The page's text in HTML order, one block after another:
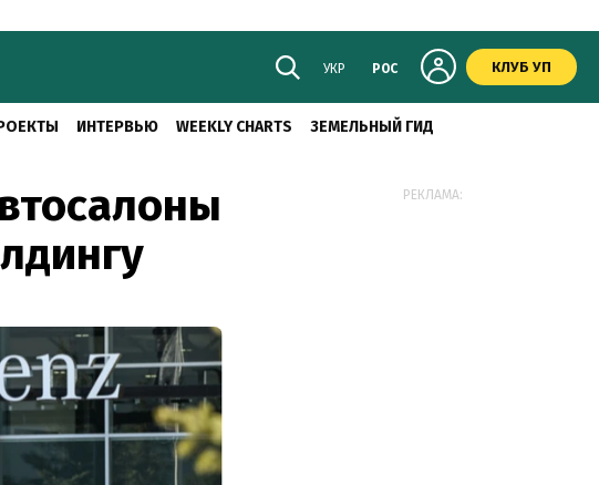
УКР РОС КЛУБ УП
ИНТЕРВЬЮ WEEKLY CHARTS ЗЕМЕЛЬНЫЙ ГИД
РЕКЛАМА: